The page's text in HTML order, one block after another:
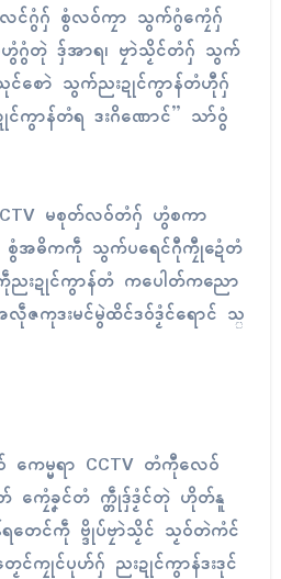
ေၚ်ဂွံဂှ် စွံလဝ်ကၠာ သွက်ဂွံကၠေံဂှ်
ဂွံတုဲ ဒှ်အာရ၊ ဗၠာဲသၟိၚ်တံဂှ် သွက်
ၚ်စောဲ သွက်ညးဍုၚ်ကွာန်တံဟီုဂှ်
ကွာန်တံရ ဒးဂိဏောၚ်” သာ်ဝွံ
မစုတ်လဝ်တံဂှ် ဟွံစကာ
စွံအဓိကကဵု သွက်ပရေၚ်ဂီုကၠီုဍေံတံ
ညးဍုၚ်ကွာန်တံ ကပေါတ်ကညော
ကုဒးမၚ်မွဲထိၚ်ဒဝ်ဒၟံၚ်ရောၚ် သ္
ေမ္မရာ CCTV တံကီုလေဝ်
ကၠေံခၞၚ်တံ က္တဵုဒှ်ဒၟံၚ်တုဲ ဟိုတ်နူ
တေၚ်ကဵု ဗ္ဒိုပ်ဗၠာဲသၟိၚ် သၟဝ်တဲကံၚ်
ၚ်ကၠုၚ်ပုဟ်ဂှ် ညးဍုၚ်ကွာန်ဒးဒုၚ်